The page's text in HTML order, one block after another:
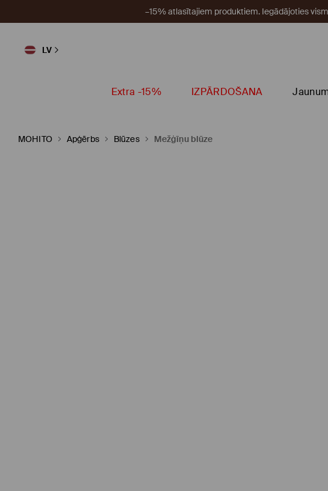
–15% atlasītajiem produktiem. Iegādājoties
LV
Extra -15% IZPĀRDOŠANA
MOHITO Apģērbs Blūzes Mežģīņu blūze